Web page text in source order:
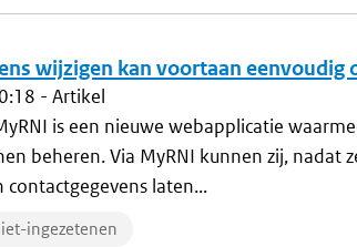
wijzigen kan voortaan eenvoudig
- Artikel
is een nieuwe webapplicatie
beheren. Via MyRNI kunnen zij, nadat
contactgegevens laten...
ingezetenen